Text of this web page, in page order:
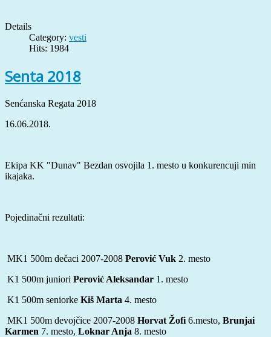
Details
Category: vesti
Hits: 1984
Senta 2018
Senćanska Regata 2018
16.06.2018.
Ekipa KK "Dunav" Bezdan osvojila 1. mesto u konkurencuji min
ikajaka.
Pojedinačni rezultati:
MK1 500m dečaci 2007-2008 Perović Vuk 2. mesto
K1 500m juniori Perović Aleksandar 1. mesto
K1 500m seniorke Kiš Marta 4. mesto
MK1 500m devojčice 2007-2008 Horvat Žofi 6.mesto, Brunjai
Karmen 7. mesto, Loknar Anja 8. mesto